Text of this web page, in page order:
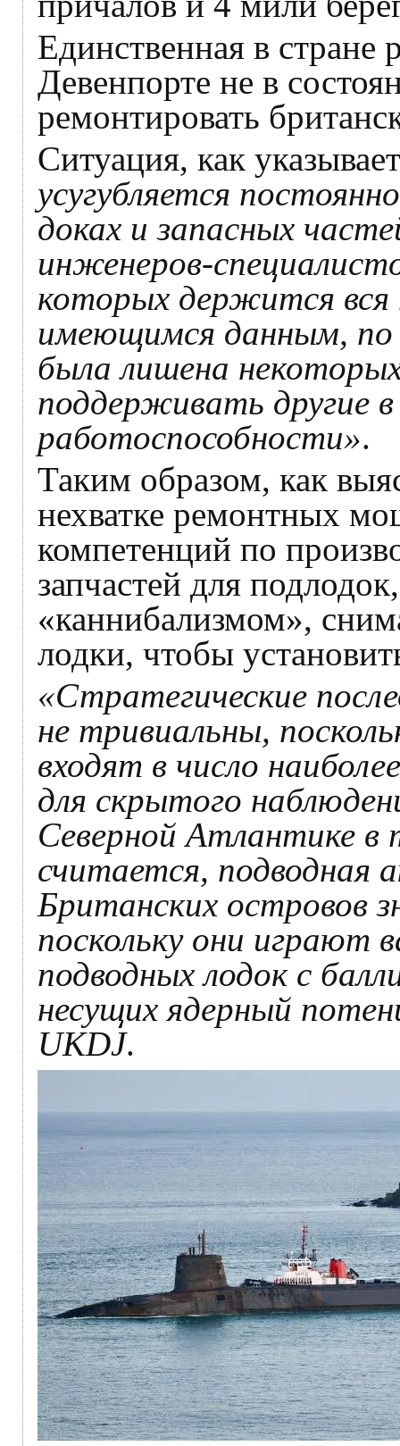
Единственная в стране
Девенпорте не в
ремонтировать
Ситуация, как
усугубляется
доках и запасных
инженеров-
которых держится
имеющимся данным, по
была лишена
поддерживать другие
работоспособности».
Таким образом, как
нехватке ремонтных
компетенций по
запчастей для
«каннибализмом»,
лодки, чтобы
«Стратегические
не тривиальны,
входят в число
для скрытого
Северной Атлантике в
считается, подводная
Британских островов
поскольку они играют
подводных лодок с
несущих ядерный
UKDJ.